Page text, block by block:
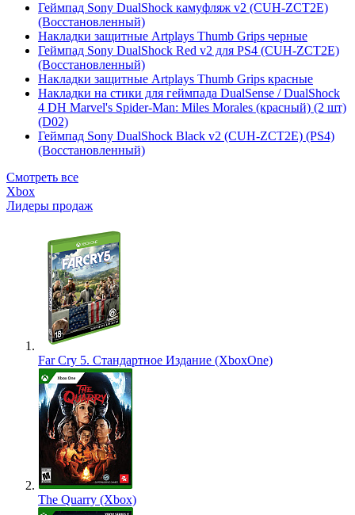
Геймпад Sony DualShock камуфляж v2 (CUH-ZCT2E)
(Восстановленный)
Накладки защитные Artplays Thumb Grips черные
Геймпад Sony DualShock Red v2 для PS4 (CUH-ZCT2E)
(Восстановленный)
Накладки защитные Artplays Thumb Grips красные
Накладки на стики для геймпада DualSense / DualShock
4 DH Marvel's Spider-Man: Miles Morales (красный) (2 шт)
(D02)
Геймпад Sony DualShock Black v2 (CUH-ZCT2E) (PS4)
(Восстановленный)
Смотреть все
Xbox
Лидеры продаж
Far Cry 5. Стандартное Издание (XboxOne)
The Quarry (Xbox)